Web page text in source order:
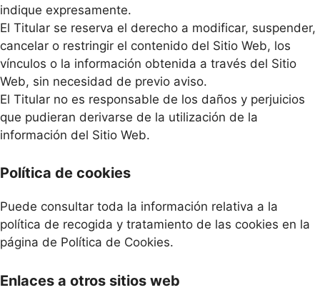
indique expresamente.
El Titular se reserva el derecho a modificar, suspender,
cancelar o restringir el contenido del Sitio Web, los
vínculos o la información obtenida a través del Sitio
Web, sin necesidad de previo aviso.
El Titular no es responsable de los daños y perjuicios
que pudieran derivarse de la utilización de la
información del Sitio Web.
Política de cookies
Puede consultar toda la información relativa a la
política de recogida y tratamiento de las cookies en la
página de Política de Cookies.
Enlaces a otros sitios web